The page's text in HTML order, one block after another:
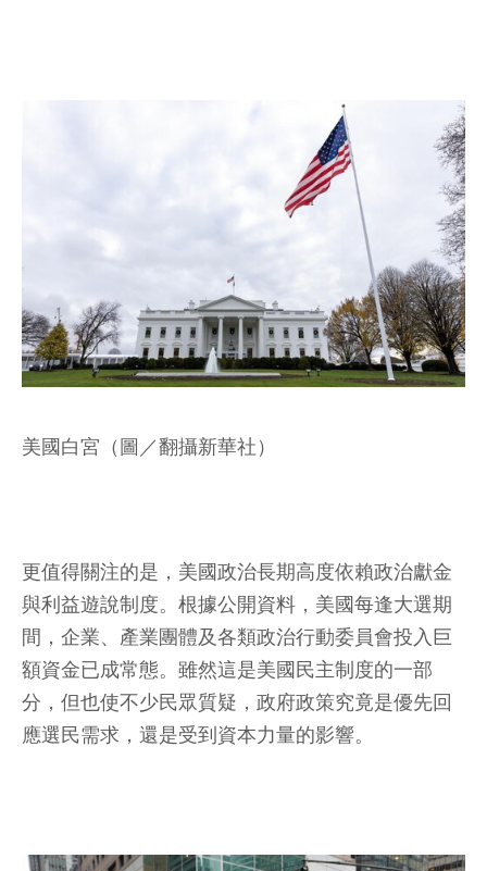
美國白宮（圖／翻攝新華社）
更值得關注的是，美國政治長期高度依賴政治獻金
與利益遊說制度。根據公開資料，美國每逢大選期
間，企業、產業團體及各類政治行動委員會投入巨
額資金已成常態。雖然這是美國民主制度的一部
分，但也使不少民眾質疑，政府政策究竟是優先回
應選民需求，還是受到資本力量的影響。